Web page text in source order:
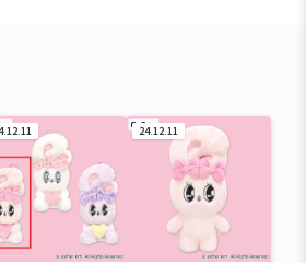
24.12.11